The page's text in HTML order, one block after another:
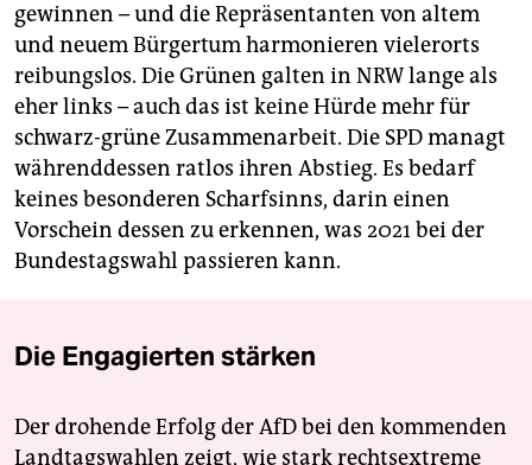
gewinnen – und die Repräsentanten von altem
und neuem Bürgertum harmonieren vielerorts
reibungslos. Die Grünen galten in NRW lange als
eher links – auch das ist keine Hürde mehr für
schwarz-grüne Zusammenarbeit. Die SPD managt
währenddessen ratlos ihren Abstieg. Es bedarf
keines besonderen Scharfsinns, darin einen
Vorschein dessen zu erkennen, was 2021 bei der
Bundestagswahl passieren kann.
Die Engagierten stärken
Der drohende Erfolg der AfD bei den kommenden
Landtagswahlen zeigt, wie stark rechtsextreme